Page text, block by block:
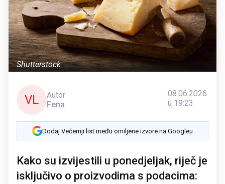
Shutterstock
VL
Autor
Fena
08.06.2026.
u 19:23
Dodaj Večernji list među omiljene izvore na Googleu
Kako su izvijestili u ponedjeljak, riječ je
isključivo o proizvodima s podacima: